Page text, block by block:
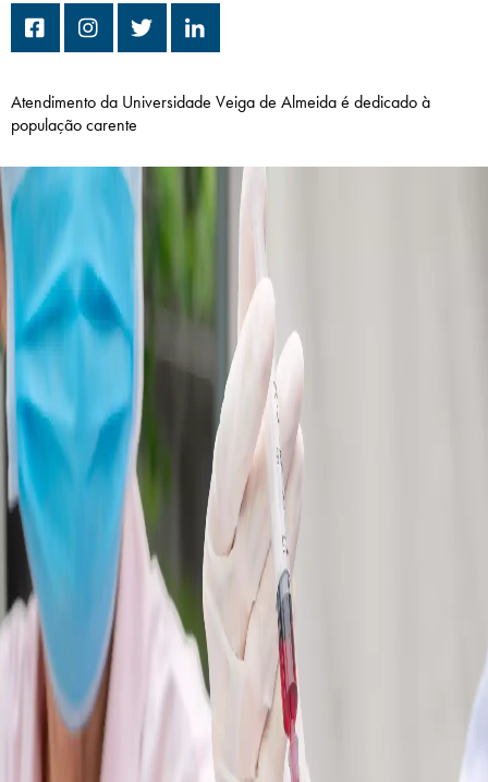
Campi/Unidades
Conclua sua Matrícula
INSCREVA-SE
ÁREA DO ALUNO
Atendimento da Universidade Veiga de Almeida é dedicado à
população carente